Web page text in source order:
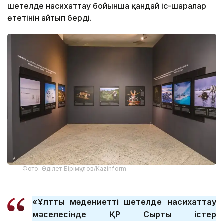
шетелде насихаттау бойынша қандай іс-шаралар
өтетінін айтып берді.
Фото: Әділет Бірімқұлов/Kazinform
«Ұлттық мәдениетті шетелде насихаттау
мәселесінде ҚР Сыртқы істер